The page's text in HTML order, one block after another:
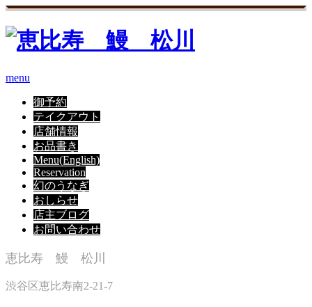
menu
御予約
テイクアウト
店舗情報
お品書き
Menu(English)
Reservation
幻のうなぎ
おしらせ
店主ブログ
お問い合わせ
恵比寿 鰻 松川
渋谷区恵比寿南2-21-7